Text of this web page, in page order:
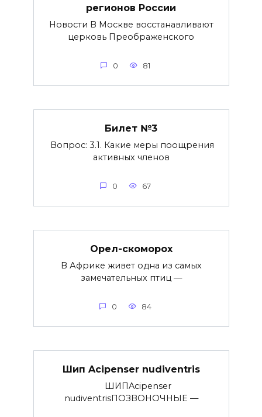
регионов России
Новости В Москве восстанавливают
церковь Преображенского
0 81
Билет №3
Вопрос: 3.1. Какие меры поощрения
активных членов
0 67
Орел-скоморох
В Африке живет одна из самых
замечательных птиц —
0 84
Шип Acipenser nudiventris
ШИПAcipenser
nudiventrisПОЗВОНОЧНЫЕ —